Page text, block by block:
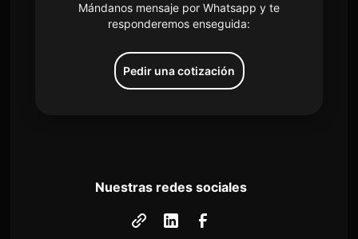
Mándanos mensaje por Whatsapp y te
responderemos enseguida:
Pedir una cotización
Nuestras redes sociales